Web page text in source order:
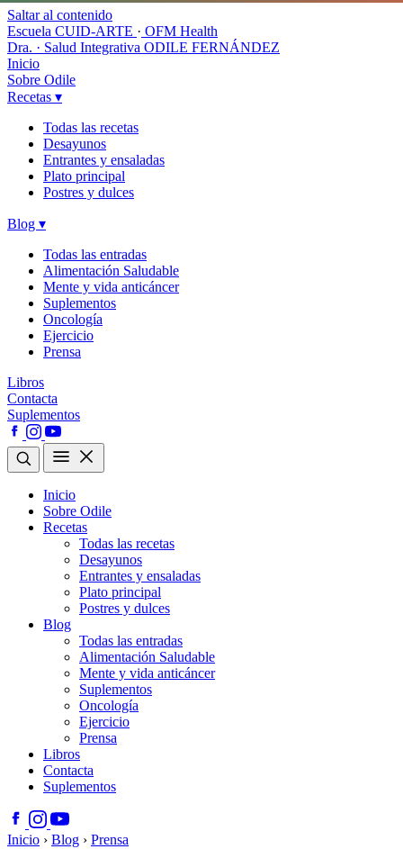
Saltar al contenido
Escuela CUID-ARTE · OFM Health
Dra. · Salud Integrativa ODILE FERNÁNDEZ
Inicio
Sobre Odile
Recetas ▾
Todas las recetas
Desayunos
Entrantes y ensaladas
Plato principal
Postres y dulces
Blog ▾
Todas las entradas
Alimentación Saludable
Mente y vida anticáncer
Suplementos
Oncología
Ejercicio
Prensa
Libros
Contacta
Suplementos
Inicio
Sobre Odile
Recetas
Todas las recetas
Desayunos
Entrantes y ensaladas
Plato principal
Postres y dulces
Blog
Todas las entradas
Alimentación Saludable
Mente y vida anticáncer
Suplementos
Oncología
Ejercicio
Prensa
Libros
Contacta
Suplementos
Inicio › Blog › Prensa